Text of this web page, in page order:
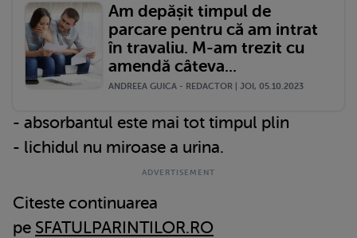
Am depășit timpul de
parcare pentru că am intrat
în travaliu. M-am trezit cu
amendă câteva...
ANDREEA GUICA - REDACTOR | JOI, 05.10.2023
- absorbantul este mai tot timpul plin
- lichidul nu miroase a urina.
Citeste continuarea
pe SFATULPARINTILOR.RO